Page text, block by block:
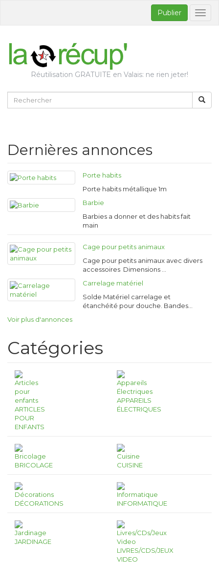
Publier
Réutilisation GRATUITE en Valais: ne rien jeter!
Dernières annonces
Porte habits
Porte habits métallique 1m
Barbie
Barbies a donner et des habits fait
main
Cage pour petits animaux
Cage pour petits animaux avec divers
accessoires Dimensions …
Carrelage matériel
Solde Matériel carrelage et
étanchéité pour douche. Bandes…
Voir plus d'annonces
Catégories
ARTICLES
POUR
ENFANTS
APPAREILS
ÉLECTRIQUES
BRICOLAGE CUISINE
DÉCORATIONS INFORMATIQUE
JARDINAGE
LIVRES/CDS/JEUX
VIDEO